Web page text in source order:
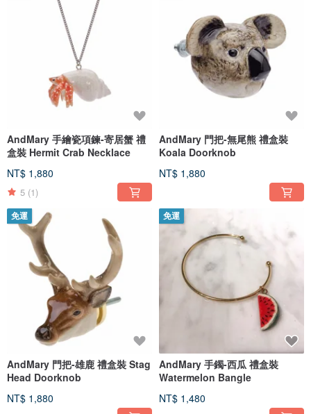
AndMary 手繪瓷項鍊-寄居蟹 禮
盒裝 Hermit Crab Necklace
NT$ 1,880
5 (1)
AndMary 門把-無尾熊 禮盒裝
Koala Doorknob
NT$ 1,880
免運
AndMary 門把-雄鹿 禮盒裝 Stag
Head Doorknob
NT$ 1,880
免運
AndMary 手鐲-西瓜 禮盒裝
Watermelon Bangle
NT$ 1,480